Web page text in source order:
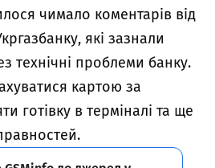
чимало коментарів від
які зазнали
технічні проблеми банку.
картою за
готівку в терміналі та ще